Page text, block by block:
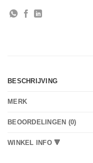
BESCHRIJVING
MERK
BEOORDELINGEN (0)
WINKEL INFO 🔻